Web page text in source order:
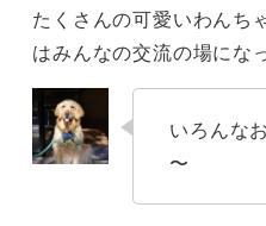
たくさんの可愛いわんち
はみんなの交流の場に
いろんな
〜